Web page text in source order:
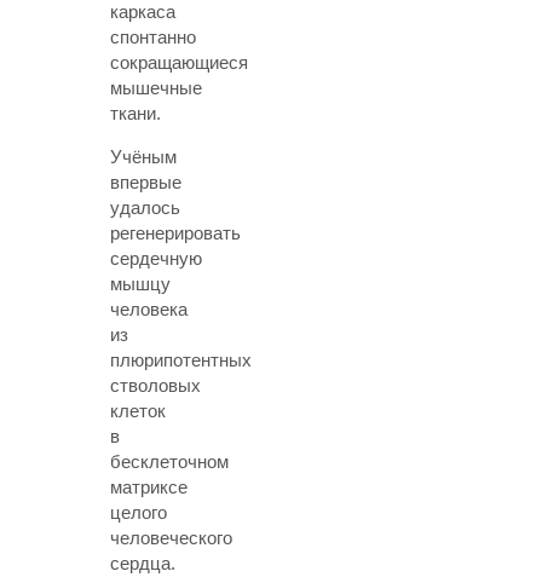
каркаса
спонтанно
сокращающиеся
мышечные
ткани.
Учёным
впервые
удалось
регенерировать
сердечную
мышцу
человека
из
плюрипотентных
стволовых
клеток
в
бесклеточном
матриксе
целого
человеческого
сердца.